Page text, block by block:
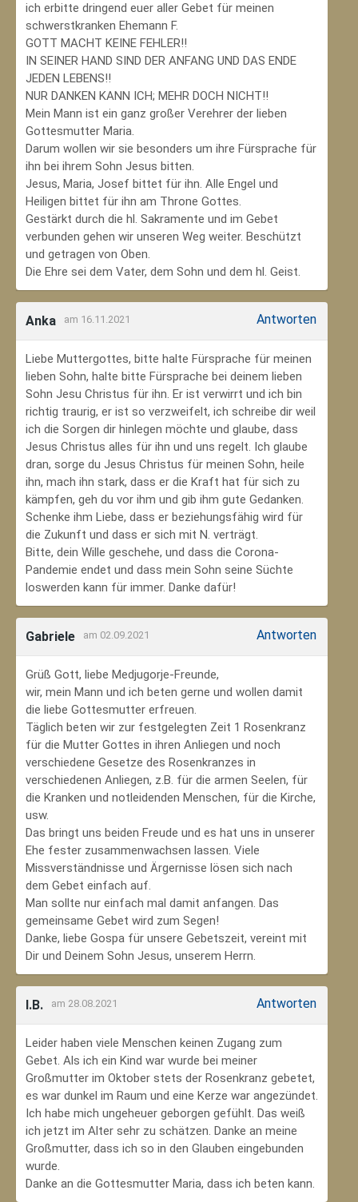
ich erbitte dringend euer aller Gebet für meinen
schwerstkranken Ehemann F.
GOTT MACHT KEINE FEHLER!!
IN SEINER HAND SIND DER ANFANG UND DAS ENDE
JEDEN LEBENS!!
NUR DANKEN KANN ICH; MEHR DOCH NICHT!!
Mein Mann ist ein ganz großer Verehrer der lieben
Gottesmutter Maria.
Darum wollen wir sie besonders um ihre Fürsprache für
ihn bei ihrem Sohn Jesus bitten.
Jesus, Maria, Josef bittet für ihn. Alle Engel und
Heiligen bittet für ihn am Throne Gottes.
Gestärkt durch die hl. Sakramente und im Gebet
verbunden gehen wir unseren Weg weiter. Beschützt
und getragen von Oben.
Die Ehre sei dem Vater, dem Sohn und dem hl. Geist.
Anka am 16.11.2021 Antworten
Liebe Muttergottes, bitte halte Fürsprache für meinen
lieben Sohn, halte bitte Fürsprache bei deinem lieben
Sohn Jesu Christus für ihn. Er ist verwirrt und ich bin
richtig traurig, er ist so verzweifelt, ich schreibe dir weil
ich die Sorgen dir hinlegen möchte und glaube, dass
Jesus Christus alles für ihn und uns regelt. Ich glaube
dran, sorge du Jesus Christus für meinen Sohn‚ heile
ihn, mach ihn stark, dass er die Kraft hat für sich zu
kämpfen, geh du vor ihm und gib ihm gute Gedanken.
Schenke ihm Liebe, dass er beziehungsfähig wird für
die Zukunft und dass er sich mit N. verträgt.
Bitte, dein Wille geschehe, und dass die Corona-
Pandemie endet und dass mein Sohn seine Süchte
loswerden kann für immer. Danke dafür!
Gabriele am 02.09.2021 Antworten
Grüß Gott, liebe Medjugorje-Freunde,
wir, mein Mann und ich beten gerne und wollen damit
die liebe Gottesmutter erfreuen.
Täglich beten wir zur festgelegten Zeit 1 Rosenkranz
für die Mutter Gottes in ihren Anliegen und noch
verschiedene Gesetze des Rosenkranzes in
verschiedenen Anliegen, z.B. für die armen Seelen, für
die Kranken und notleidenden Menschen, für die Kirche,
usw.
Das bringt uns beiden Freude und es hat uns in unserer
Ehe fester zusammenwachsen lassen. Viele
Missverständnisse und Ärgernisse lösen sich nach
dem Gebet einfach auf.
Man sollte nur einfach mal damit anfangen. Das
gemeinsame Gebet wird zum Segen!
Danke, liebe Gospa für unsere Gebetszeit, vereint mit
Dir und Deinem Sohn Jesus, unserem Herrn.
I.B. am 28.08.2021 Antworten
Leider haben viele Menschen keinen Zugang zum
Gebet. Als ich ein Kind war wurde bei meiner
Großmutter im Oktober stets der Rosenkranz gebetet,
es war dunkel im Raum und eine Kerze war angezündet.
Ich habe mich ungeheuer geborgen gefühlt. Das weiß
ich jetzt im Alter sehr zu schätzen. Danke an meine
Großmutter, dass ich so in den Glauben eingebunden
wurde.
Danke an die Gottesmutter Maria, dass ich beten kann.